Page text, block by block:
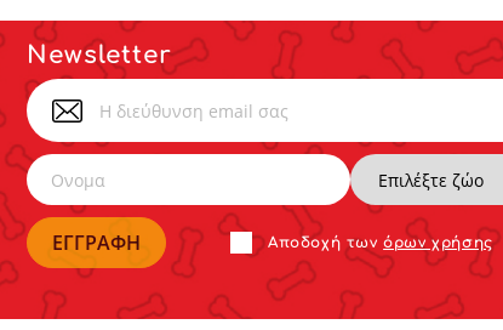
Newsletter
Αποδoχή τωνόρων χρήσης